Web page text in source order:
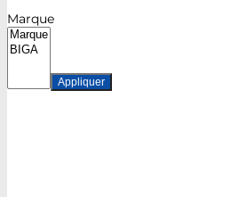
Marque
Appliquer